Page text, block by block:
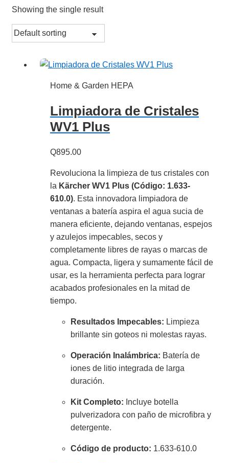
Showing the single result
Home & Garden HEPA
Limpiadora de Cristales
WV1 Plus
Q895.00
Revoluciona la limpieza de tus cristales con
la Kärcher WV1 Plus (Código: 1.633-
610.0). Esta innovadora limpiadora de
ventanas a batería aspira el agua sucia de
manera eficiente, dejando ventanas, espejos
y azulejos impecables, secos y
completamente libres de rayas o marcas de
agua. Compacta, ligera y sumamente fácil de
usar, es la herramienta perfecta para lograr
acabados profesionales en la mitad de
tiempo.
Resultados Impecables: Limpieza
brillante sin goteos ni molestas rayas.
Operación Inalámbrica: Batería de
iones de litio integrada de larga
duración.
Kit Completo: Incluye botella
pulverizadora con paño de microfibra y
detergente.
Código de producto: 1.633-610.0